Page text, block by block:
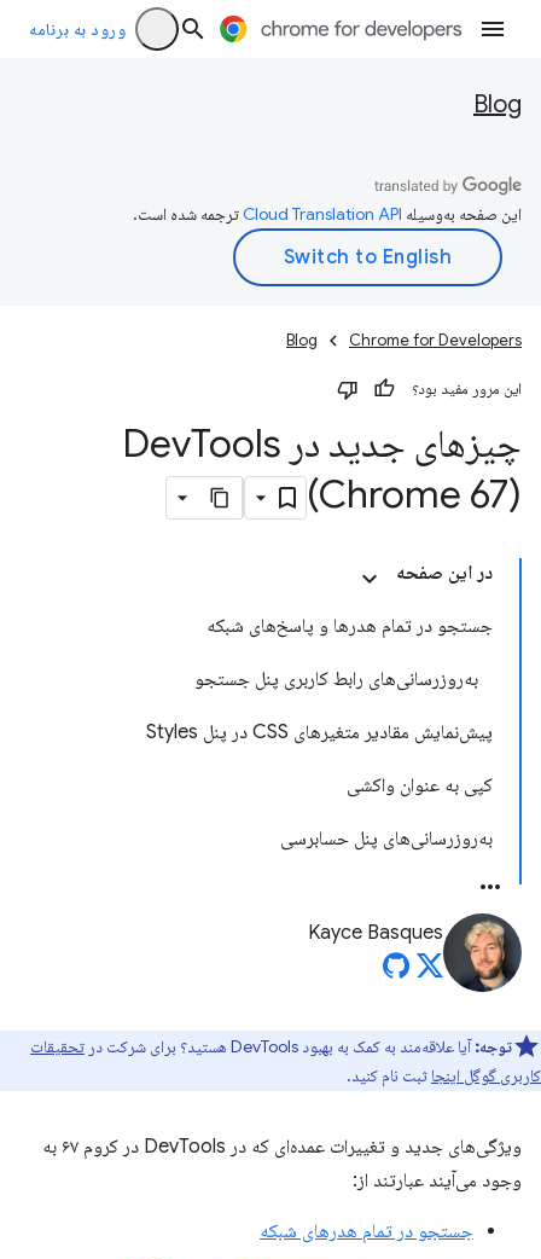
ورود به برنامه
Blog
این صفحه به‌وسیله ترجمه شده است.
Chrome for Developers
Blog
این مرور مفید بود؟
چیزهای جدید در Dev Tools
(Chrome 67)
در این صفحه
جستجو در تمام هدرها و پاسخ‌های شبکه
به‌روزرسانی‌های رابط کاربری پنل جستجو
پیش‌نمایش مقادیر متغیرهای CSS در پنل Styles
کپی به عنوان واکشی
به‌روزرسانی‌های پنل حسابرسی
Kayce Basques
توجه:آیا علاقه‌مند به کمک به بهبود DevTools هستید؟ برای شرکت در
تحقیقات
کاربری گوگل اینجا ثبت نام کنید.
ویژگی‌های جدید و تغییرات عمده‌ای که در DevTools در کروم ۶۷ به
وجود می‌آیند عبارتند از:
جستجو در تمام هدرهای شبکه